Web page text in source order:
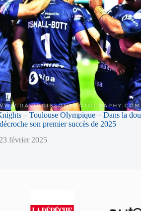
– Toulouse Olympique – Dans la
son premier succès de 2025
23 février 2025